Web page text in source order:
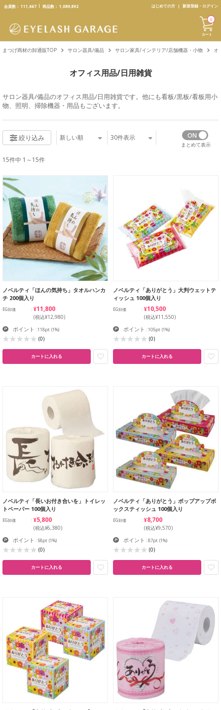
text.skipToContent
text.skipToNavigation
会員数： 111,667 商品数： 1,089,892 はじめての方 新規登録・ログイン
カート
0
まつげ商材の卸通販TOP サロン器具/備品 サロン家具/インテリア/店舗機器・小物 オ
オフィス用品/日用雑貨
サロン器具/備品のオフィス用品/日用雑貨です。他にも看板/黒板/看板用小
物、 照明、 掃除機器・用品もございます。
絞り込み 新しい順 30件表示
まとめて表示
15件中 1～15件
ノベルティ「ほんの気持ち」タオルハンカ
チ 200個入り
EG卸価 ¥11,800
(税込¥12,980)
ポイント : 118pt (1%)
(0)
カートに入れる
ノベルティ「ありがとう」大判ウェットテ
ィッシュ 100個入り
EG卸価 ¥10,500
(税込¥11,550)
ポイント : 105pt (1%)
(0)
カートに入れる
ノベルティ「長いお付き合いを」トイレッ
トペーパー 100個入り
EG卸価 ¥5,800
(税込¥6,380)
ポイント : 58pt (1%)
(0)
カートに入れる
ノベルティ「ありがとう」ポップアップボ
ックスティッシュ 100個入り
EG卸価 ¥8,700
(税込¥9,570)
ポイント : 87pt (1%)
(0)
カートに入れる